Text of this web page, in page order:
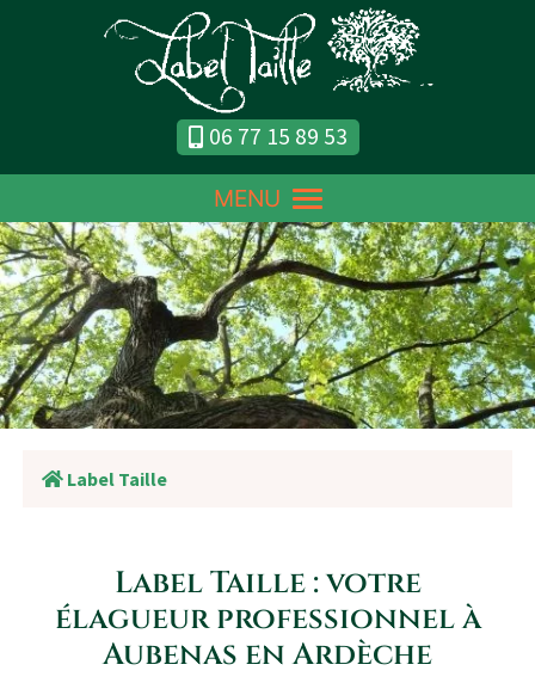
06 77 15 89 53
MENU
Label Taille
Label Taille : votre
élagueur professionnel à
Aubenas en Ardèche